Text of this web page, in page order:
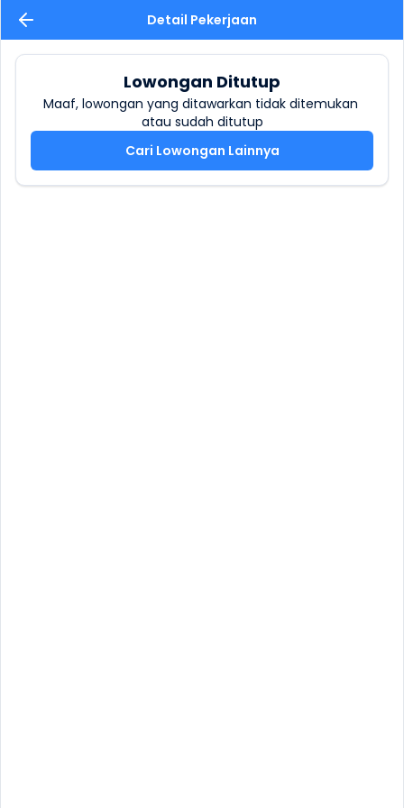
Detail Pekerjaan
Lowongan Ditutup
Maaf, lowongan yang ditawarkan tidak ditemukan
atau sudah ditutup
Cari Lowongan Lainnya